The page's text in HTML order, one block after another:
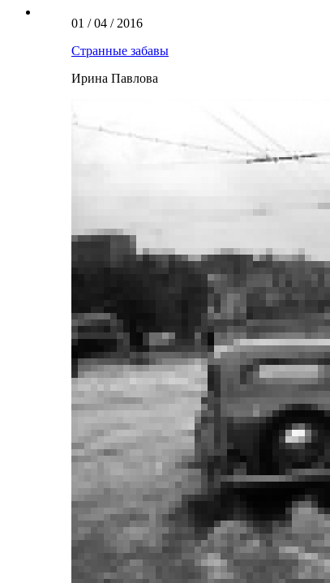
01 / 04 / 2016
Странные забавы
Ирина Павлова